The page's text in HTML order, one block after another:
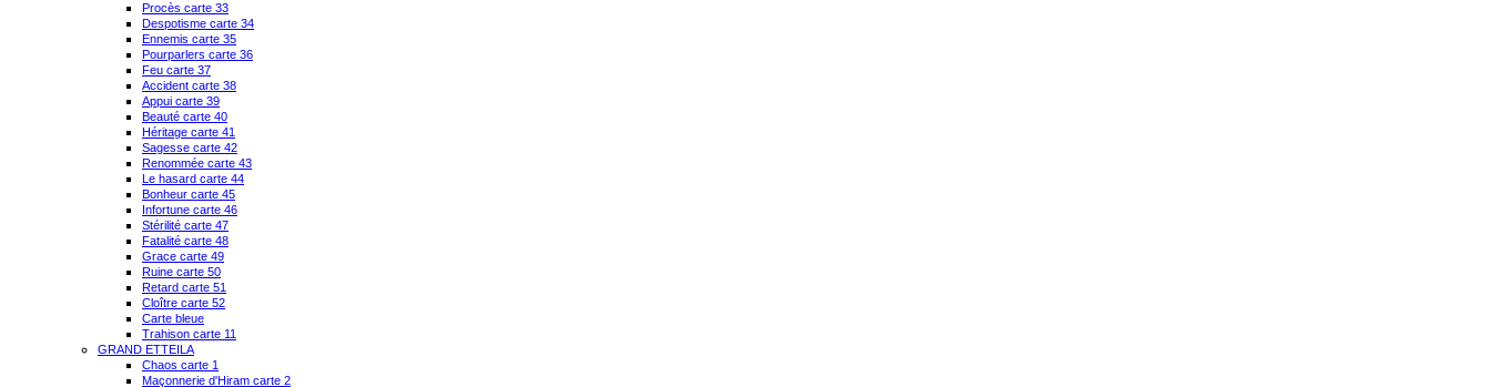
Procès carte 33
Despotisme carte 34
Ennemis carte 35
Pourparlers carte 36
Feu carte 37
Accident carte 38
Appui carte 39
Beauté carte 40
Héritage carte 41
Sagesse carte 42
Renommée carte 43
Le hasard carte 44
Bonheur carte 45
Infortune carte 46
Stérilité carte 47
Fatalité carte 48
Grace carte 49
Ruine carte 50
Retard carte 51
Cloître carte 52
Carte bleue
Trahison carte 11
GRAND ETTEILA
Chaos carte 1
Maçonnerie d'Hiram carte 2